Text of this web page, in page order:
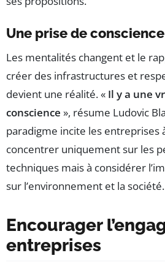
Une prise de
Les mentalités changent et le
créer des infrastructures et
devient une réalité. « Il y a une
conscience », résume Ludovic
paradigme incite les entreprises
concentrer uniquement sur les
techniques mais à considérer
sur l’environnement et la société.
Encourager
entreprises